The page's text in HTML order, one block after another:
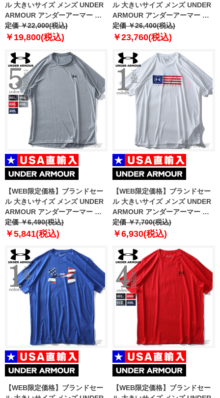
ル 大きいサイズ メンズ UNDER
ARMOUR アンダーアーマー オ
リファイアー アウトランニング
ストーム ジャケット USA直輸入
定価 ￥22,000(税込)
￥19,800(税込)
ル 大きいサイズ メンズ UNDER
ARMOUR アンダーアーマー コ
ールドギア リアクター ラン イン
サレート ジャケット スポーツウ
定価 ￥26,400(税込)
￥23,760(税込)
【WEB限定価格】ブランドセー
ル 大きいサイズ メンズ UNDER
ARMOUR アンダーアーマー ト
レーニング 半袖 Tシャツ USA直
輸入 1326413
定価 ￥6,490(税込)
￥5,841(税込)
【WEB限定価格】ブランドセー
ル 大きいサイズ メンズ UNDER
ARMOUR アンダーアーマー プ
リント 半袖 Tシャツ USA直輸入
um0638
定価 ￥7,700(税込)
￥6,930(税込)
【WEB限定価格】ブランドセー
【WEB限定価格】ブランドセー